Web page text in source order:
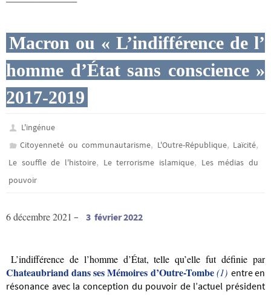
Macron ou « L’indifférence de l’
homme d’État sans conscience »
2017-2019
L'ingénue
Citoyenneté ou communautarisme, L'Outre-République, Laïcité,
Le souffle de l'histoire, Le terrorisme islamique, Les médias du
pouvoir
6 décembre 2021 – 3 février 2022
L’indifférence de l’homme d’État, telle qu’elle fut définie par
Chateaubriand dans ses Mémoires d’Outre-Tombe(1)entre en
résonance avec la conception du pouvoir de l’actuel président